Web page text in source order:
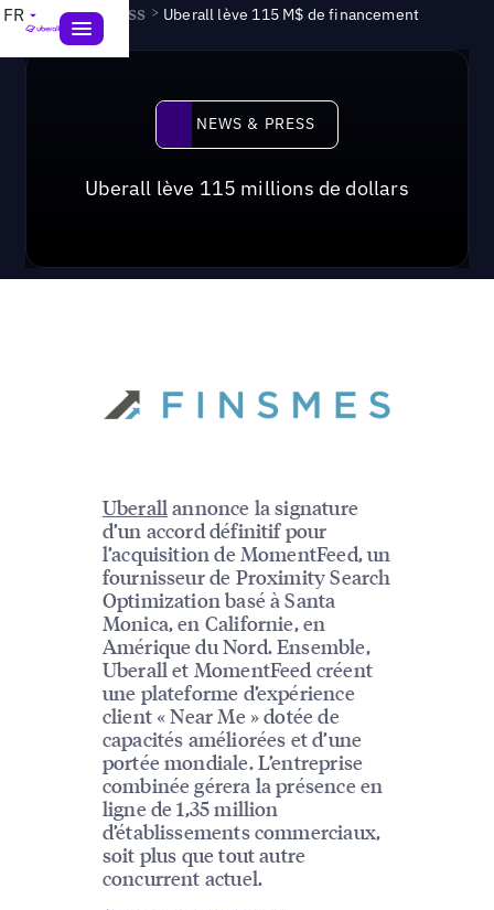
FR News & Press > Uberall lève 115 M$ de financement
News & Press
NEWS & PRESS
Uberall lève 115 millions de dollars
Uberall annonce la signature
d’un accord définitif pour
l’acquisition de MomentFeed, un
fournisseur de Proximity Search
Optimization basé à Santa
Monica, en Californie, en
Amérique du Nord. Ensemble,
Uberall et MomentFeed créent
une plateforme d’expérience
client « Near Me » dotée de
capacités améliorées et d’une
portée mondiale. L’entreprise
combinée gérera la présence en
ligne de 1,35 million
d’établissements commerciaux,
soit plus que tout autre
concurrent actuel.